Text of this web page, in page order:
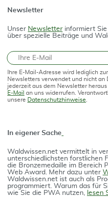
Newsletter
Unser Newsletter informiert Sie
über spezielle Beiträge und
E-Mail
Ihre E-Mail-Adresse wird lediglich
Newsletters verwendet und nicht an
jederzeit aus dem Newsletter
E-Mail an uns widerrufen.
unsere Datenschutzhinweise
In eigener Sache
Waldwissen.net vermittelt in
unterschiedlichsten forstlichen
die Bron­ze­medail­le im Bereich
Web Award. Mehr dazu unter
Waldwissen.net ist auch als
programmiert. Warum das für
wie Sie die PWA nutzen, lesen